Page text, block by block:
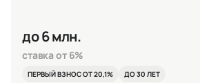
до 6 млн.
ставка от 6%
ПЕРВЫЙ ВЗНОС ОТ 20,1% ДО 30 ЛЕТ